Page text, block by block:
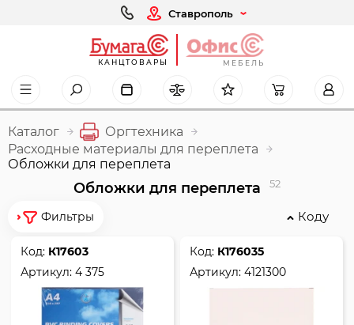
Ставрополь
КАНЦТОВАРЫ МЕБЕЛЬ
Каталог
Оргтехника
Расходные материалы для переплета
Обложки для переплета
Обложки для переплета 52
Фильтры Коду
Код: К17603
Артикул:4 375
Код: К176035
Артикул:4121300